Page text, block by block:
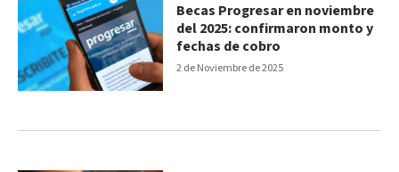
2 de Noviembre de 2025
Becas Progresar en noviembre
del 2025: confirmaron monto y
fechas de cobro